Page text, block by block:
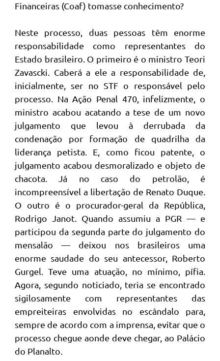
Financeiras (Coaf) tomasse conhecimento?
Neste processo, duas pessoas têm enorme
responsabilidade como representantes do
Estado brasileiro. O primeiro é o ministro Teori
Zavascki. Caberá a ele a responsabilidade de,
inicialmente, ser no STF o responsável pelo
processo. Na Ação Penal 470, infelizmente, o
ministro acabou acatando a tese de um novo
julgamento que levou à derrubada da
condenação por formação de quadrilha da
liderança petista. E, como ficou patente, o
julgamento acabou desmoralizado e objeto de
chacota. Já no caso do petrolão, é
incompreensível a libertação de Renato Duque.
O outro é o procurador-geral da República,
Rodrigo Janot. Quando assumiu a PGR — e
participou da segunda parte do julgamento do
mensalão — deixou nos brasileiros uma
enorme saudade do seu antecessor, Roberto
Gurgel. Teve uma atuação, no mínimo, pífia.
Agora, segundo noticiado, teria se encontrado
sigilosamente com representantes das
empreiteiras envolvidas no escândalo para,
sempre de acordo com a imprensa, evitar que o
processo chegue aonde deve chegar, ao Palácio
do Planalto.